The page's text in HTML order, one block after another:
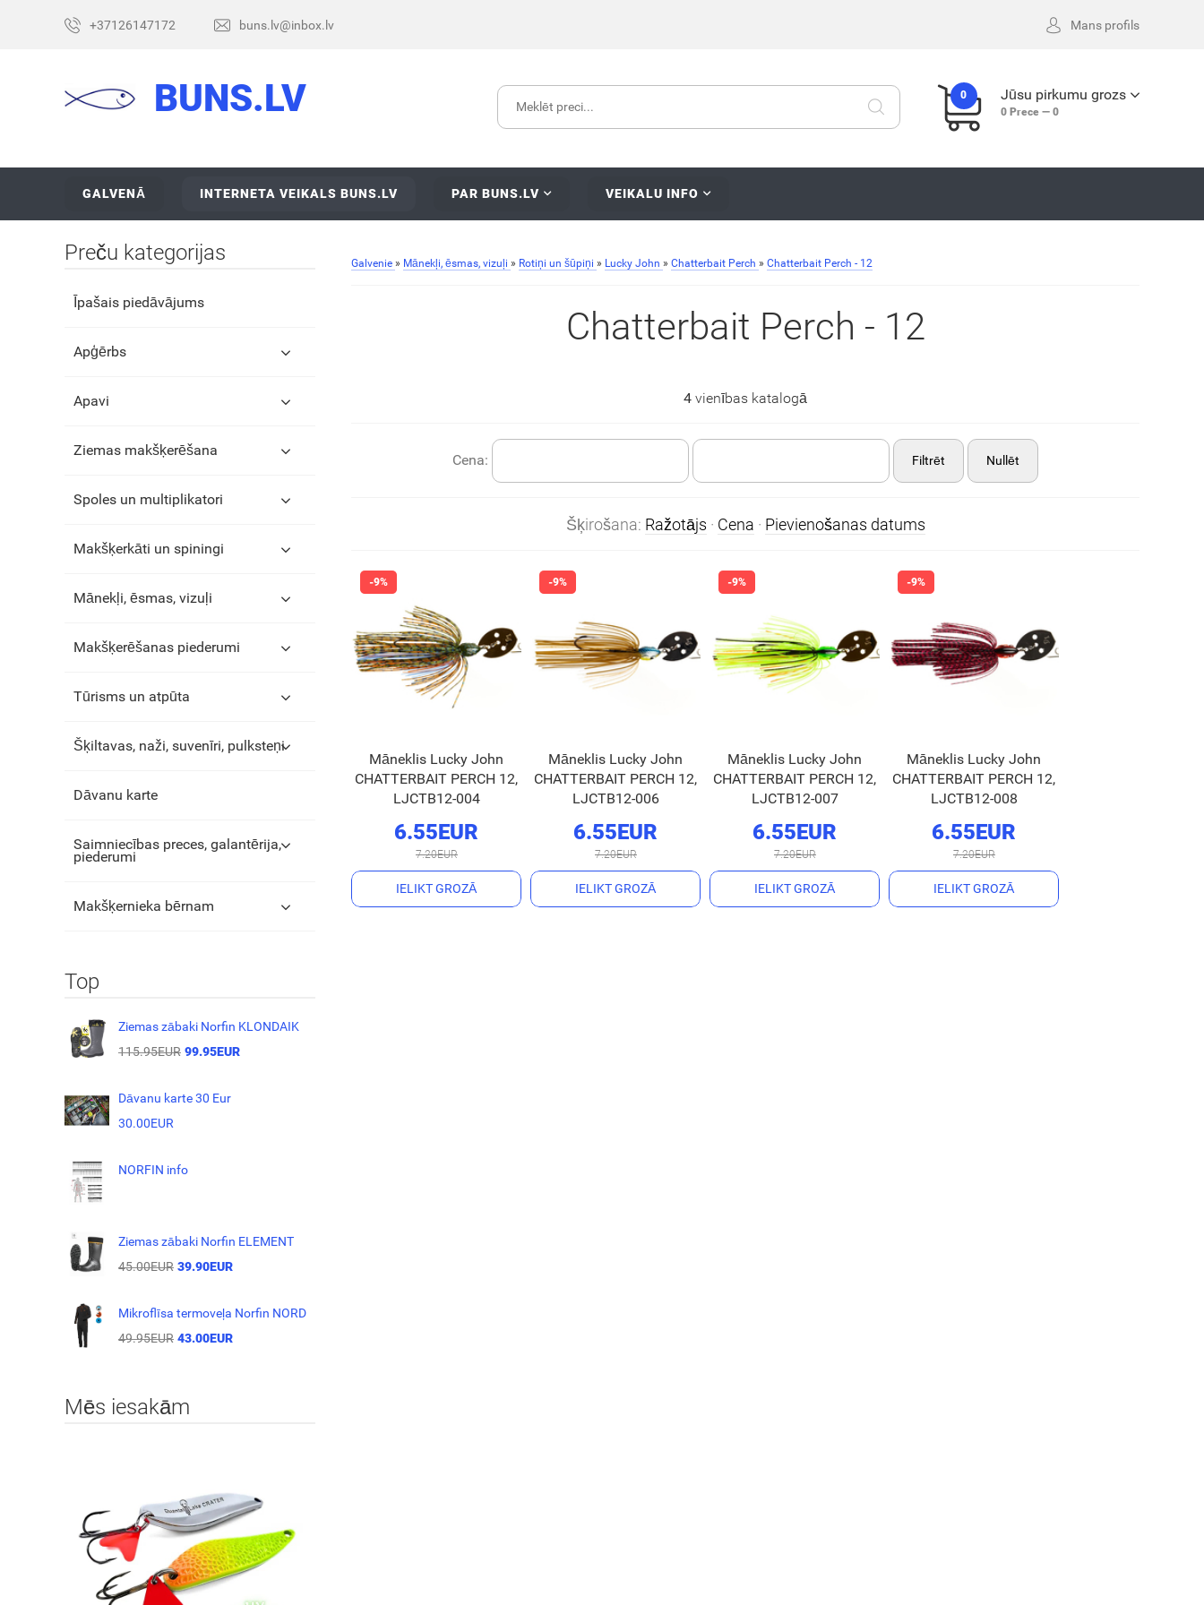
+37126147172 buns.lv@inbox.lv Mans profils
BUNS.LV 0 Jūsu pirkumu grozs
0 Prece — 0
GALVENĀ INTERNETA VEIKALS BUNS.LV PAR BUNS.LV VEIKALU INFO
Galvenie » Mānekļi, ēsmas, vizuļi » Rotiņi un šūpiņi » Lucky John » Chatterbait Perch » Chatterbait Perch - 12
Chatterbait Perch - 12
4 vienības katalogā
Cena: Filtrēt Nullēt
Šķirošana: Ražotājs · Cena · Pievienošanas datums
Māneklis Lucky John
CHATTERBAIT PERCH 12,
LJCTB12-004
6.55EUR
7.20EUR
IELIKT GROZĀ
Māneklis Lucky John
CHATTERBAIT PERCH 12,
LJCTB12-006
6.55EUR
7.20EUR
IELIKT GROZĀ
Māneklis Lucky John
CHATTERBAIT PERCH 12,
LJCTB12-007
6.55EUR
7.20EUR
IELIKT GROZĀ
Māneklis Lucky John
CHATTERBAIT PERCH 12,
LJCTB12-008
6.55EUR
7.20EUR
IELIKT GROZĀ
Preču kategorijas
Īpašais piedāvājums
Apģērbs
Apavi
Ziemas makšķerēšana
Spoles un multiplikatori
Makšķerkāti un spiningi
Mānekļi, ēsmas, vizuļi
Makšķerēšanas piederumi
Tūrisms un atpūta
Šķiltavas, naži, suvenīri, pulksteņi
Dāvanu karte
Saimniecības preces, galantērija,
piederumi
Makšķernieka bērnam
Top
Ziemas zābaki Norfin KLONDAIK
115.95EUR 99.95EUR
Dāvanu karte 30 Eur
30.00EUR
NORFIN info
Ziemas zābaki Norfin ELEMENT
45.00EUR 39.90EUR
Mikroflīsa termoveļa Norfin NORD
49.95EUR 43.00EUR
Mēs iesakām